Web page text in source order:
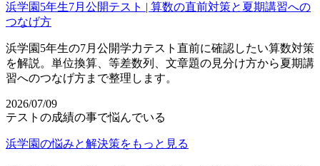
浜学園5年生7月公開テスト | 算数の直前対策と夏期講習への
つなげ方
浜学園5年生の7月公開学力テスト直前に確認したい算数対策
を解説。単位換算、等差数列、文章題の見分け方から夏期講
習へのつなげ方まで整理します。
2026/07/09
テストの成績の事で悩んでいる
浜学園の悩みと解決策をもっと見る